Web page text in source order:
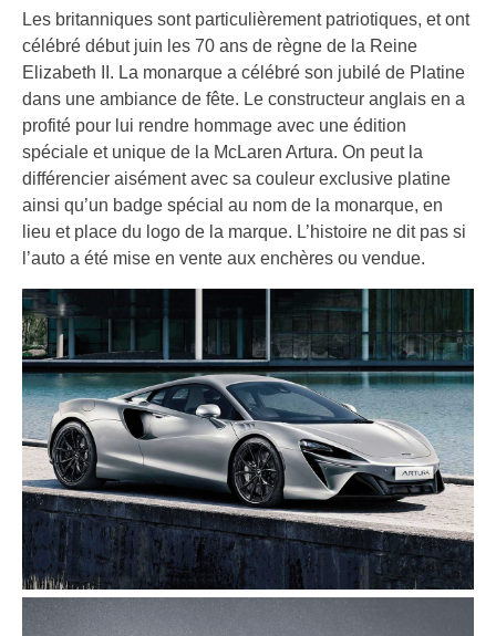
Les britanniques sont particulièrement patriotiques, et ont
célébré début juin les 70 ans de règne de la Reine
Elizabeth II. La monarque a célébré son jubilé de Platine
dans une ambiance de fête. Le constructeur anglais en a
profité pour lui rendre hommage avec une édition
spéciale et unique de la McLaren Artura. On peut la
différencier aisément avec sa couleur exclusive platine
ainsi qu’un badge spécial au nom de la monarque, en
lieu et place du logo de la marque. L’histoire ne dit pas si
l’auto a été mise en vente aux enchères ou vendue.